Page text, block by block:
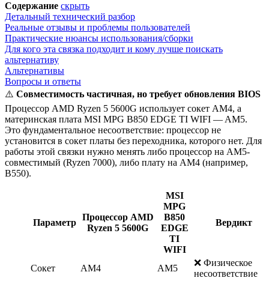
Содержание скрыть
Детальный технический разбор
Реальные отзывы и проблемы пользователей
Практические нюансы использования/сборки
Для кого эта связка подходит и кому лучше поискать
альтернативу
Альтернативы
Вопросы и ответы
⚠️ Совместимость частичная, но требует обновления BIOS
Процессор AMD Ryzen 5 5600G использует сокет AM4, а
материнская плата MSI MPG B850 EDGE TI WIFI — AM5.
Это фундаментальное несоответствие: процессор не
установится в сокет платы без переходника, которого нет. Для
работы этой связки нужно менять либо процессор на AM5-
совместимый (Ryzen 7000), либо плату на AM4 (например,
B550).
Параметр
Процессор AMD
Ryzen 5 5600G
MSI
MPG
B850
EDGE
TI
WIFI
Вердикт
Сокет AM4 AM5
❌ Физическое
несоответствие